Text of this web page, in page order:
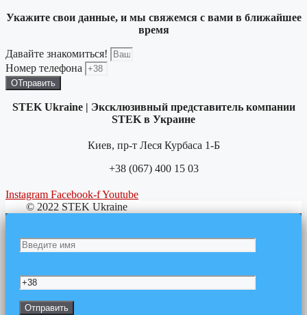
Укажите свои данные, и мы свяжемся с вами в ближайшее
время
Давайте знакомиться!
Номер телефона
ОТправить
STEK Ukraine | Эксклюзивный представитель компании
STEK в Украине
Киев, пр-т Леся Курбаса 1-Б
+38 (067) 400 15 03
Instagram Facebook-fYoutube
© 2022 STEK Ukraine